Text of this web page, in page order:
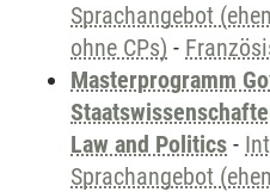
Sprachangebot
ohne CPs) -
Masterprogramm
Law and Politics -
Sprachangebot